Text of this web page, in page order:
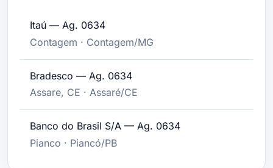
Itaú — Ag. 0634
Contagem · Contagem/MG
Bradesco — Ag. 0634
Assare, CE · Assaré/CE
Banco do Brasil S/A — Ag. 0634
Pianco · Piancó/PB